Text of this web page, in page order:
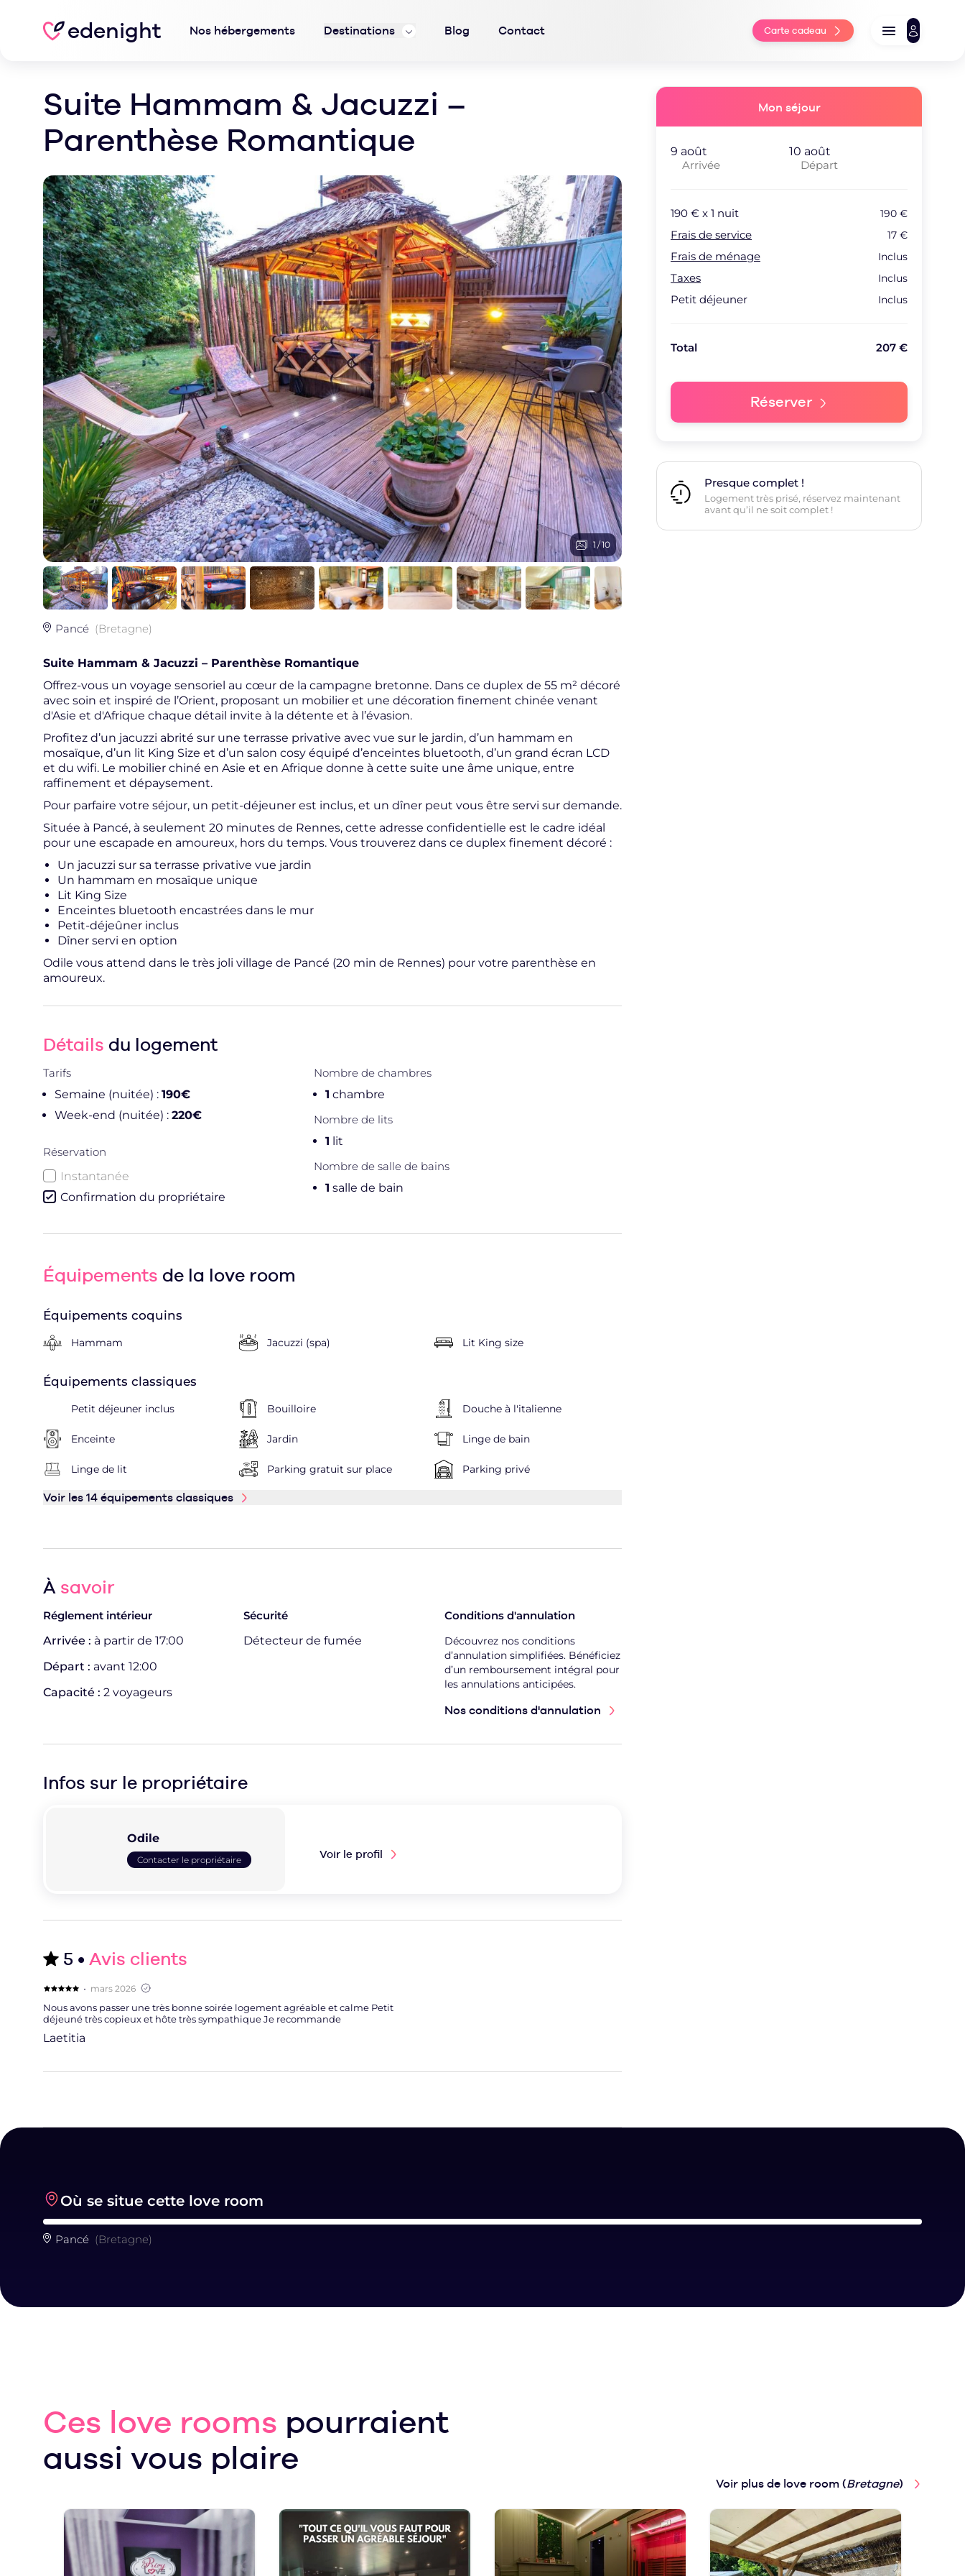
edenight Nos hébergements Destinations Blog Contact Carte cadeau
1 /10
Suite Hammam & Jacuzzi –
Parenthèse Romantique
Pancé (Bretagne)
Équipements de la love room
Équipements coquins
Hammam Jacuzzi (spa) Lit King size
Équipements classiques
Petit déjeuner inclus Bouilloire Douche à l'italienne
Enceinte Jardin Linge de bain
Linge de lit Parking gratuit sur place Parking privé
Voir les 14 équipements classiques
Suite Hammam & Jacuzzi – Parenthèse Romantique
Offrez-vous un voyage sensoriel au cœur de la campagne bretonne. Dans ce duplex de 55 m² décoré
avec soin et inspiré de l’Orient, proposant un mobilier et une décoration finement chinée venant
d'Asie et d'Afrique chaque détail invite à la détente et à l’évasion.
Profitez d’un jacuzzi abrité sur une terrasse privative avec vue sur le jardin, d’un hammam en
mosaïque, d’un lit King Size et d’un salon cosy équipé d’enceintes bluetooth, d’un grand écran LCD
et du wifi. Le mobilier chiné en Asie et en Afrique donne à cette suite une âme unique, entre
raffinement et dépaysement.
Pour parfaire votre séjour, un petit-déjeuner est inclus, et un dîner peut vous être servi sur demande.
Située à Pancé, à seulement 20 minutes de Rennes, cette adresse confidentielle est le cadre idéal
pour une escapade en amoureux, hors du temps. Vous trouverez dans ce duplex finement décoré :
Un jacuzzi sur sa terrasse privative vue jardin
Un hammam en mosaïque unique
Lit King Size
Enceintes bluetooth encastrées dans le mur
Petit-déjeûner inclus
Dîner servi en option
Odile vous attend dans le très joli village de Pancé (20 min de Rennes) pour votre parenthèse en
amoureux.
Détails du logement
Tarifs
Semaine (nuitée) : 190€
Week-end (nuitée) : 220€
Réservation
Instantanée
Confirmation du propriétaire
Nombre de chambres
1 chambre
Nombre de lits
1 lit
Nombre de salle de bains
1 salle de bain
5 • Avis clients
Évaluation 5 étoiles
,· mars 2026
Nous avons passer une très bonne soirée logement agréable et calme Petit
déjeuné très copieux et hôte très sympathique Je recommande
Laetitia
À savoir
Réglement intérieur
Arrivée : à partir de 17:00
Départ : avant 12:00
Capacité : 2 voyageurs
Sécurité
Détecteur de fumée
Conditions d'annulation
Découvrez nos conditions
d’annulation simplifiées. Bénéficiez
d’un remboursement intégral pour
les annulations anticipées.
Nos conditions d'annulation
Infos sur le propriétaire
Odile
Contacter le propriétaire Voir le profil
Mon séjour
Arrivée Départ
190 € x 1 nuit 190 €
Frais de service 17 €
Frais de ménage Inclus
Taxes Inclus
Petit déjeuner Inclus
Total 207 €
Réserver
Presque complet !
Logement très prisé, réservez maintenant
avant qu’il ne soit complet !
Où se situe cette love room
Pancé (Bretagne)
Ces love rooms pourraient
aussi vous plaire
Voir plus de love room (Bretagne)